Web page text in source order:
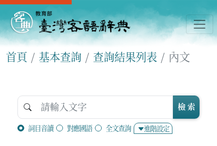
首頁 基本查詢 查詢結果列表 內文
詞目音讀 對應國語 全文查詢 進階設定
檢 索